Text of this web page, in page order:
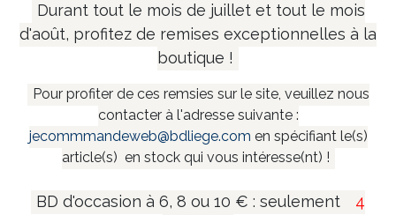
Durant tout le mois de juillet et tout le mois
d'août, profitez de remises exceptionnelles à la
boutique !
Pour profiter de ces remsies sur le site, veuillez nous
contacter à l'adresse suivante :
jecommmandeweb@bdliege.com en spécifiant le(s)
article(s) en stock qui vous intéresse(nt) !
BD d'occasion à 6, 8 ou 10 € : seulement
4